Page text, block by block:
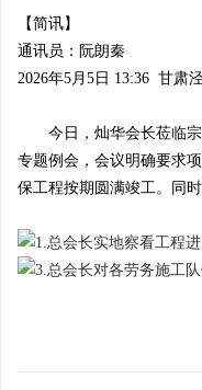
【简讯】
通讯员：阮朗秦
2026年5月5日 13:36 甘肃
今日，灿华会长莅临宗
专题例会，会议明确要求
保工程按期圆满竣工。同